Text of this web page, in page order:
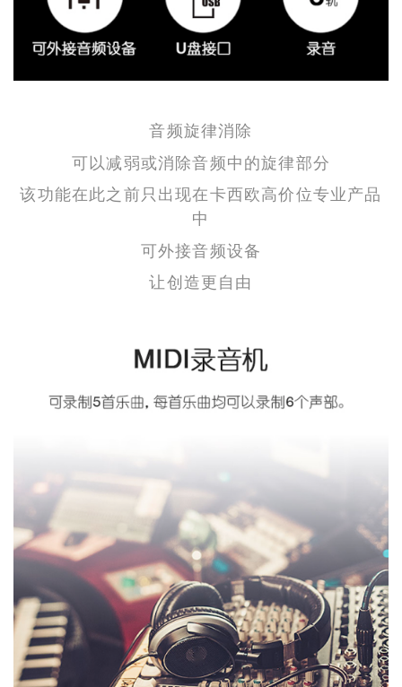
音频旋律消除
可以减弱或消除音频中的旋律部分
该功能在此之前只出现在卡西欧高价位专业产品
中
可外接音频设备
让创造更自由